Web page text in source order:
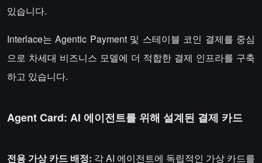
있습니다.
Interlace는 Agentic Payment 및 스테이블 코인 결제를 중심
으로 차세대 비즈니스 모델에 더 적합한 결제 인프라를 구축
하고 있습니다.
Agent Card: AI 에이전트를 위해 설계된 결제 카드
전용 가상 카드 배정: 각 AI 에이전트에 독립적인 가상 카드를